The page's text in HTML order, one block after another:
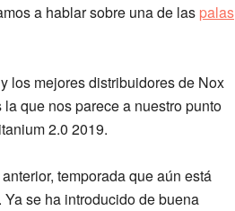
a hablar sobre una de las palas
los mejores distribuidores de Nox
que nos parece a nuestro punto
2.0 2019.
temporada que aún está
se ha introducido de buena